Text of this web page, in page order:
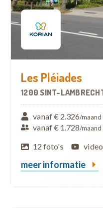
Les Pléiades
1200 SINT-
vanaf € 2.326/maand
vanaf € 1.728/maand
12 foto's
video
meer informatie